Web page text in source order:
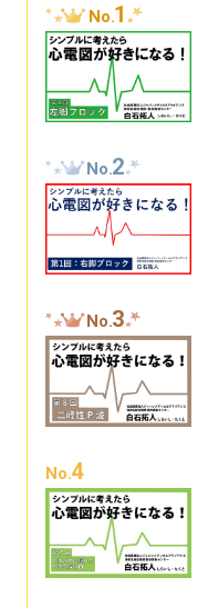
No.1
No.2
No.3
No.4